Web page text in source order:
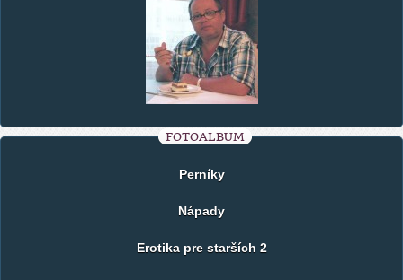
FOTOALBUM
Perníky
Nápady
Erotika pre starších 2